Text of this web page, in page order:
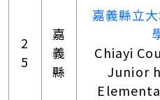
2
5
嘉
義
縣
嘉義縣立
Chiayi
Junior